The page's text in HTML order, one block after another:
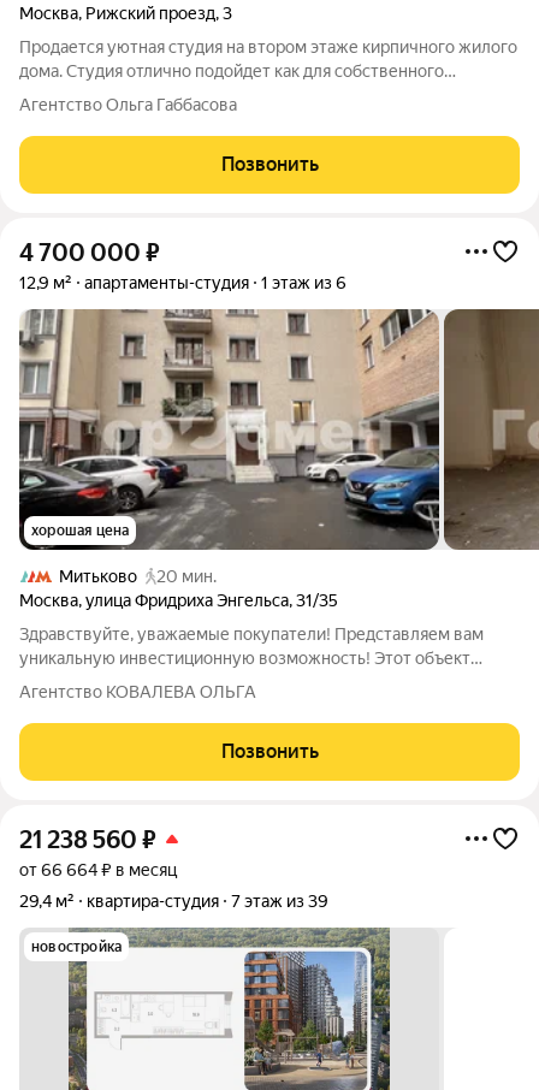
Москва, Рижский проезд,3
Продается уютная студия на втором этаже кирпичного жилого
дома. Студия отлично подойдет как для собственного
проживания, так и для инвестиций. Сталинский дом, внешние
меблировка, бытовая техника,
Агентство Ольга Габбасова
Позвонить
4 700 000 ₽
12,9 м² апартаменты-студия 1 этаж из 6
хорошая цена
Митьково
20 мин.
Москва,улица Фридриха Энгельса,31/35
Здравствуйте, уважаемые покупатели! Представляем вам
уникальную инвестиционную возможность! Этот объект
идеальное сочетание качества, удобства и выгоды. Студия
Агентство КОВАЛЕВА ОЛЬГА
Позвонить
21 238 560 ₽
от 66 664 ₽ в месяц
29,4 м²
квартира-студия 7 этаж из 39
новостройка